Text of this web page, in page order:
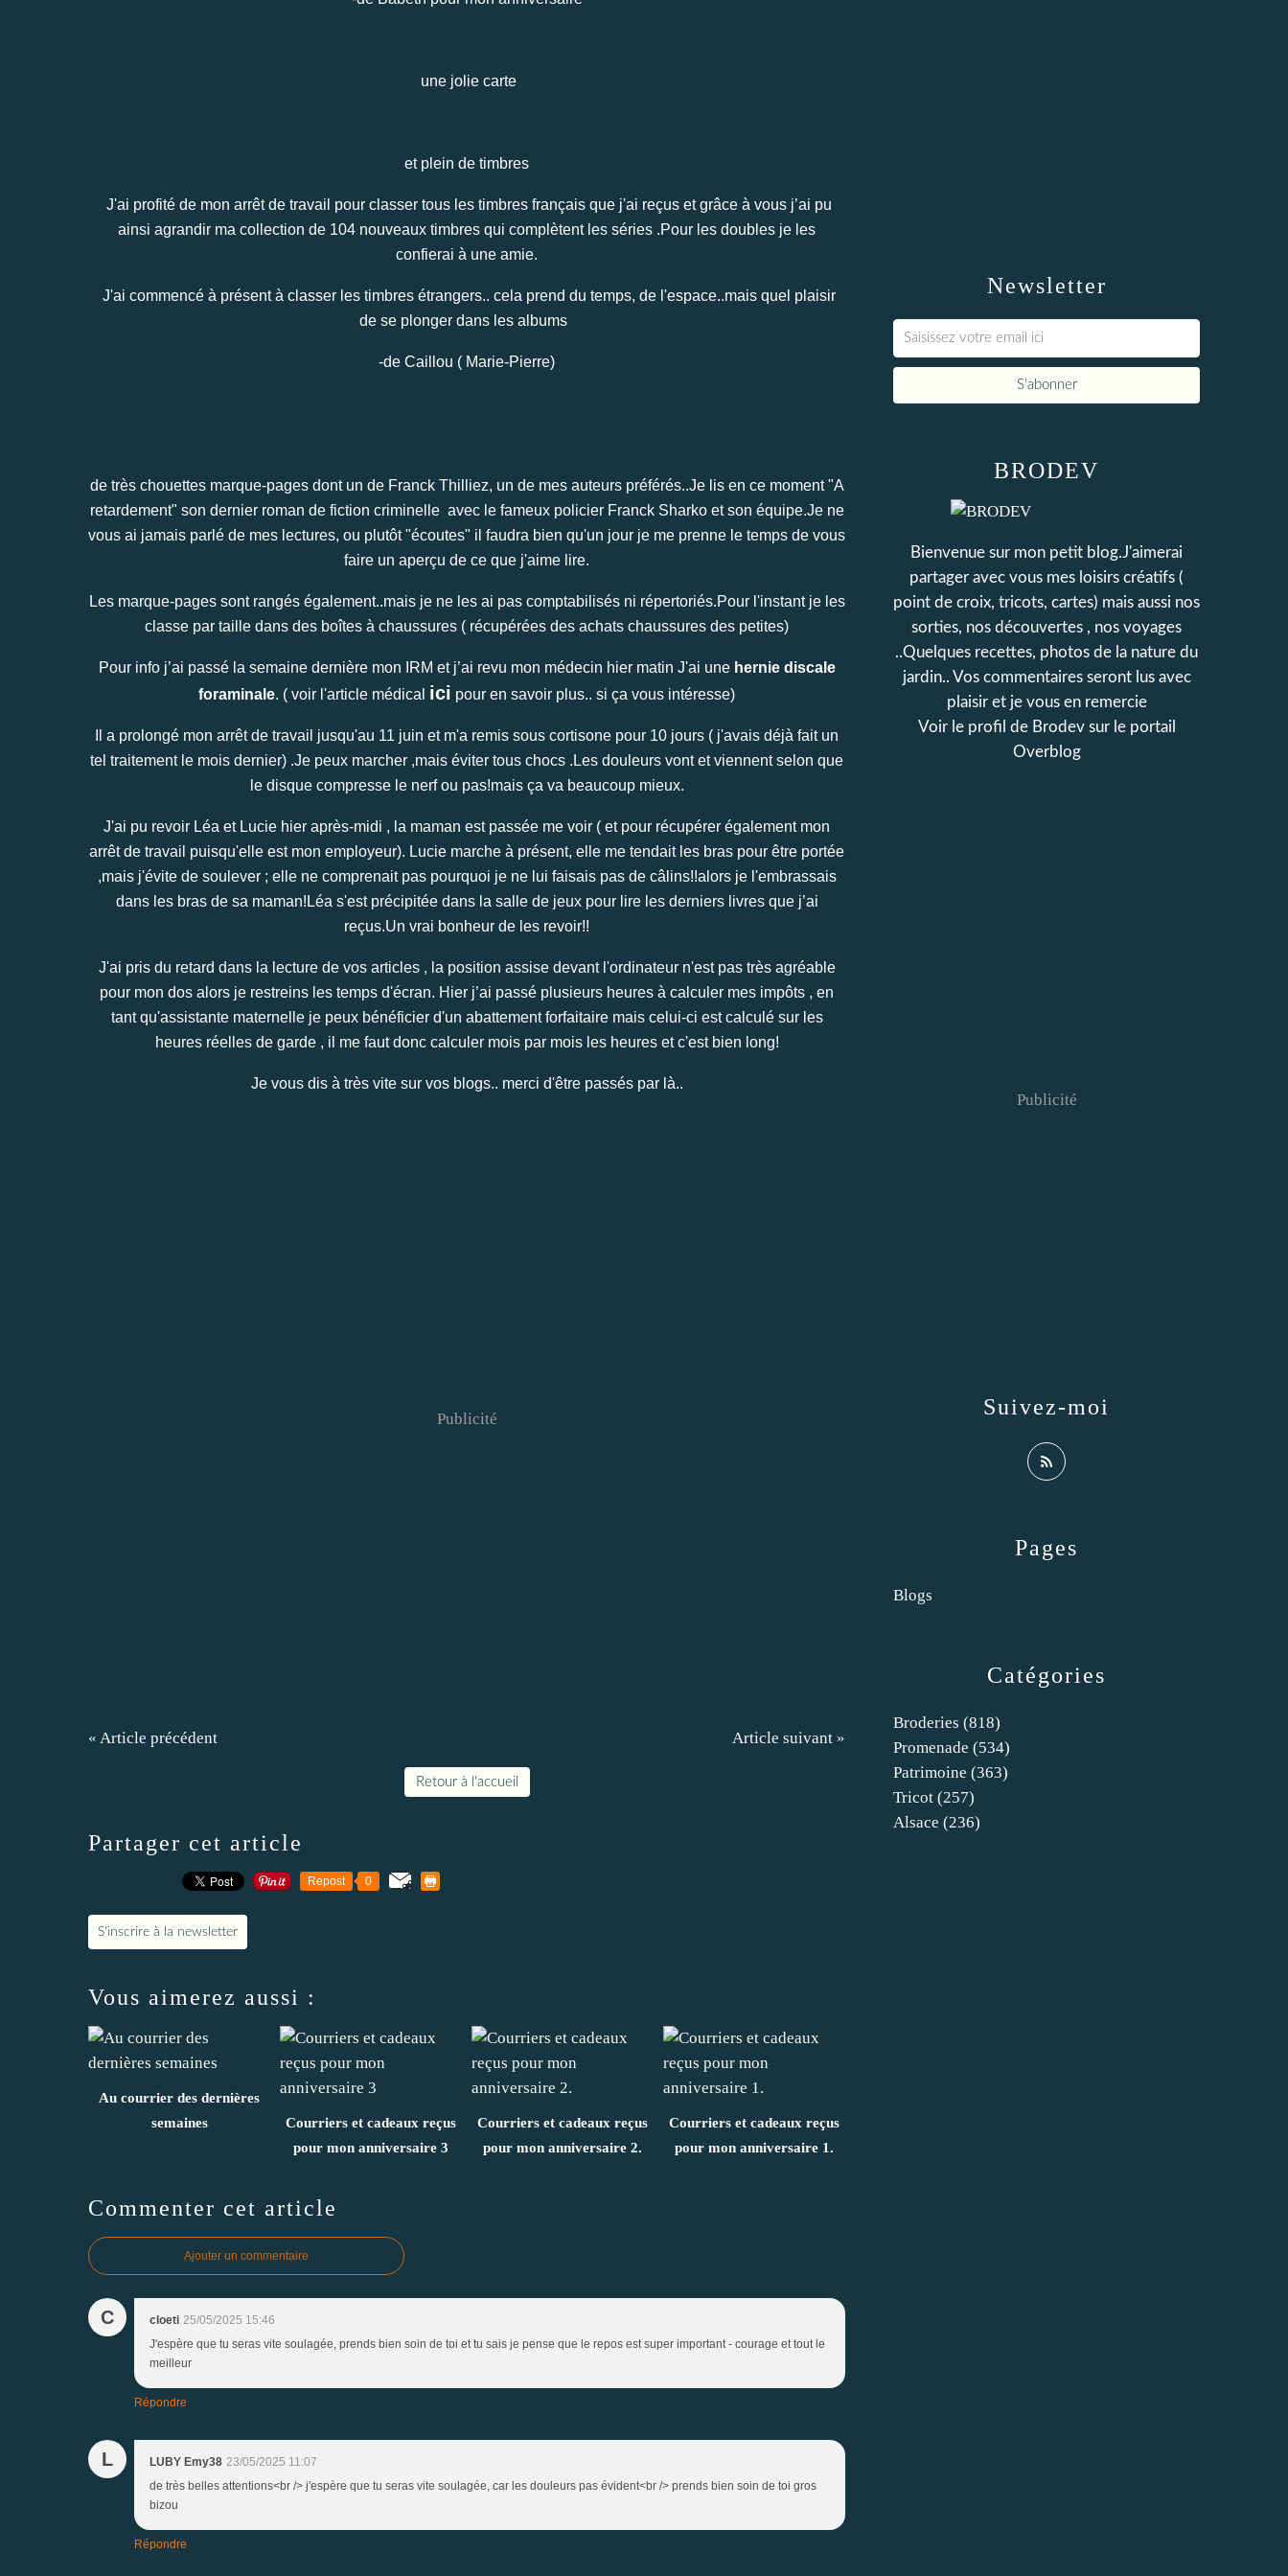
une jolie carte
et plein de timbres
J'ai profité de mon arrêt de travail pour classer tous les timbres français que j'ai reçus et grâce à vous j’ai pu
ainsi agrandir ma collection de 104 nouveaux timbres qui complètent les séries .Pour les doubles je les
confierai à une amie.
J'ai commencé à présent à classer les timbres étrangers.. cela prend du temps, de l'espace..mais quel plaisir
de se plonger dans les albums
-de Caillou ( Marie-Pierre)
de très chouettes marque-pages dont un de Franck Thilliez, un de mes auteurs préférés..Je lis en ce moment "A
retardement" son dernier roman de fiction criminelle avec le fameux policier Franck Sharko et son équipe.Je ne
vous ai jamais parlé de mes lectures, ou plutôt "écoutes" il faudra bien qu'un jour je me prenne le temps de vous
faire un aperçu de ce que j'aime lire.
Les marque-pages sont rangés également..mais je ne les ai pas comptabilisés ni répertoriés.Pour l'instant je les
classe par taille dans des boîtes à chaussures ( récupérées des achats chaussures des petites)
Pour info j’ai passé la semaine dernière mon IRM et j’ai revu mon médecin hier matin J'ai une hernie discale
foraminale. ( voir l'article médical ici pour en savoir plus.. si ça vous intéresse)
Il a prolongé mon arrêt de travail jusqu'au 11 juin et m'a remis sous cortisone pour 10 jours ( j'avais déjà fait un
tel traitement le mois dernier) .Je peux marcher ,mais éviter tous chocs .Les douleurs vont et viennent selon que
le disque compresse le nerf ou pas!mais ça va beaucoup mieux.
J'ai pu revoir Léa et Lucie hier après-midi , la maman est passée me voir ( et pour récupérer également mon
arrêt de travail puisqu'elle est mon employeur). Lucie marche à présent, elle me tendait les bras pour être portée
,mais j'évite de soulever ; elle ne comprenait pas pourquoi je ne lui faisais pas de câlins!!alors je l'embrassais
dans les bras de sa maman!Léa s'est précipitée dans la salle de jeux pour lire les derniers livres que j’ai
reçus.Un vrai bonheur de les revoir!!
J'ai pris du retard dans la lecture de vos articles , la position assise devant l'ordinateur n'est pas très agréable
pour mon dos alors je restreins les temps d'écran. Hier j’ai passé plusieurs heures à calculer mes impôts , en
tant qu'assistante maternelle je peux bénéficier d'un abattement forfaitaire mais celui-ci est calculé sur les
heures réelles de garde , il me faut donc calculer mois par mois les heures et c'est bien long!
Je vous dis à très vite sur vos blogs.. merci d'être passés par là..
Publicité
« Article précédent Article suivant »
Retour à l'accueil
Partager cet article
Repost 0
S'inscrire à la newsletter
Vous aimerez aussi :
Au courrier des dernières
semaines
Courriers et cadeaux reçus
pour mon anniversaire 3
Courriers et cadeaux reçus
pour mon anniversaire 2.
Courriers et cadeaux reçus
pour mon anniversaire 1.
Commenter cet article
Ajouter un commentaire
C cloeti 25/05/2025 15:46
J'espère que tu seras vite soulagée, prends bien soin de toi et tu sais je pense que le repos est super important - courage et tout le
meilleur
Répondre
L LUBY Emy38 23/05/2025 11:07
de très belles attentions<br /> j'espère que tu seras vite soulagée, car les douleurs pas évident<br /> prends bien soin de toi gros
bizou
Répondre
Newsletter
Catégories
Broderies (818)
Promenade (534)
Patrimoine (363)
Tricot (257)
Alsace (236)
Pages
Blogs
BRODEV
Bienvenue sur mon petit blog.J'aimerai
partager avec vous mes loisirs créatifs (
point de croix, tricots, cartes) mais aussi nos
sorties, nos découvertes , nos voyages
..Quelques recettes, photos de la nature du
jardin.. Vos commentaires seront lus avec
plaisir et je vous en remercie
Voir le profil de Brodevsur le portail
Overblog
Suivez-moi
Publicité